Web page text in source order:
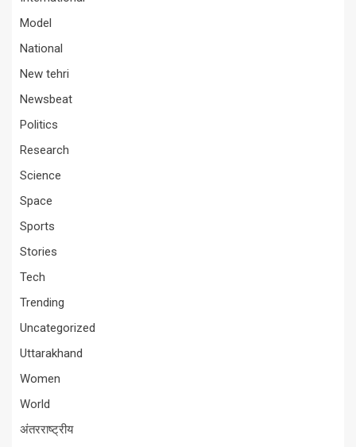
Model
National
New tehri
Newsbeat
Politics
Research
Science
Space
Sports
Stories
Tech
Trending
Uncategorized
Uttarakhand
Women
World
अंतरराष्ट्रीय